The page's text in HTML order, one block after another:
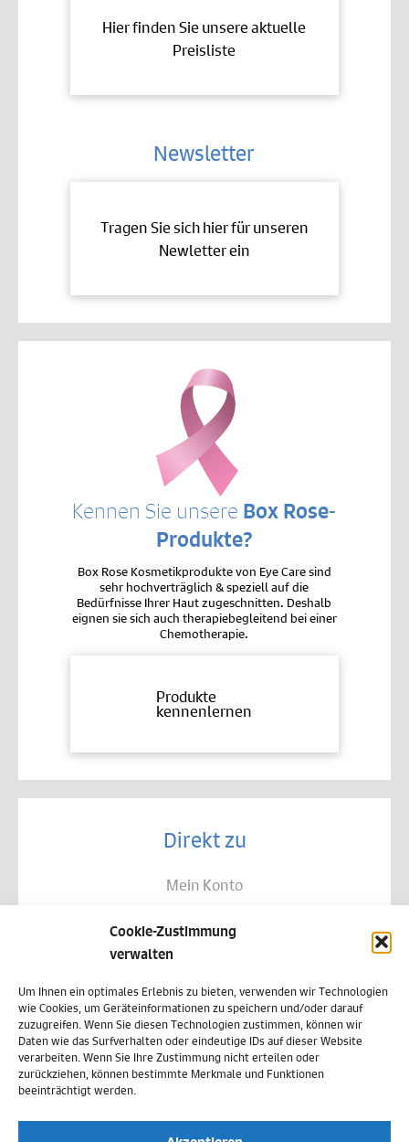
Cookie-Zustimmung
verwalten
Um Ihnen ein optimales Erlebnis zu bieten, verwenden wir Technologien
wie Cookies, um Geräteinformationen zu speichern und/oder darauf
zuzugreifen. Wenn Sie diesen Technologien zustimmen, können wir
Daten wie das Surfverhalten oder eindeutige IDs auf dieser Website
verarbeiten. Wenn Sie Ihre Zustimmung nicht erteilen oder
zurückziehen, können bestimmte Merkmale und Funktionen
beeinträchtigt werden.
Hier finden Sie unsere aktuelle
Preisliste
Newsletter
Tragen Sie sich hier für unseren
Newletter ein
Kennen Sie unsere Box Rose-
Produkte?
Box Rose Kosmetikprodukte von Eye Care sind
sehr hochverträglich & speziell auf die
Bedürfnisse Ihrer Haut zugeschnitten. Deshalb
eignen sie sich auch therapiebegleitend bei einer
Chemotherapie.
Produkte
kennenlernen
Direkt zu
Mein Konto
Allgemeine Geschäftsbedingungen
Datenschutz
Widerruf
Zahlungsweisen
Versand & Lieferung